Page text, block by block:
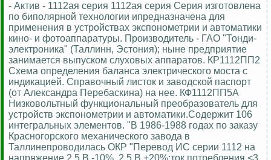
- Актив - 1112ая серия 1112ая серия Серия изготовлена
по биполярной технологии ипредназначена для
применения в устройствах экспонометрии и автоматики
кино- и фотоаппаратуры. Производитель - ГАО "Тонди-
электроника" (Таллинн, Эстония); ныне предприятие
занимается выпуском слуховых аппаратов. КР1112ПП2
Схема определения баланса электрического моста с
индикацией. Справочный листок и заводской паспорт
(от Александра Перебаскина) на нее. КФ1112ПП5А
Низковольтный функциональный преобразователь для
устройств экспонометрии и автоматики.Содержит 106
интегральных элементов. "В 1986-1988 годах по заказу
Красногорского механического завода в
Таллинепроводилась ОКР "Перевод ИС серии 1112 на